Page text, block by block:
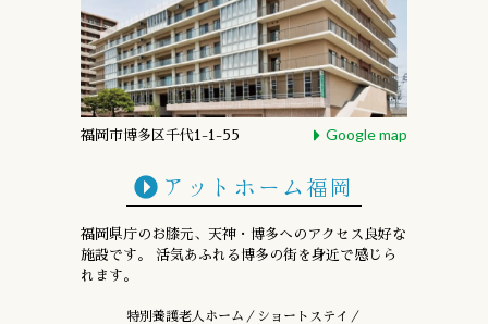
福岡市博多区千代1-1-55 Google map
アットホーム福岡
福岡県庁のお膝元、天神・博多への アクセス良好な
施設です。
活気あふれる博多の街を身近で感じら
れます。
特別養護老人ホーム／ショートステイ／